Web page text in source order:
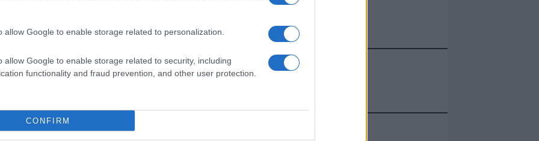
allow Google to enable storage related to personalization.
allow Google to enable storage related to security, including
functionality and fraud prevention, and other user protection.
CONFIRM
Invia un Comunicato Stampa|Pubblicità|Segnala